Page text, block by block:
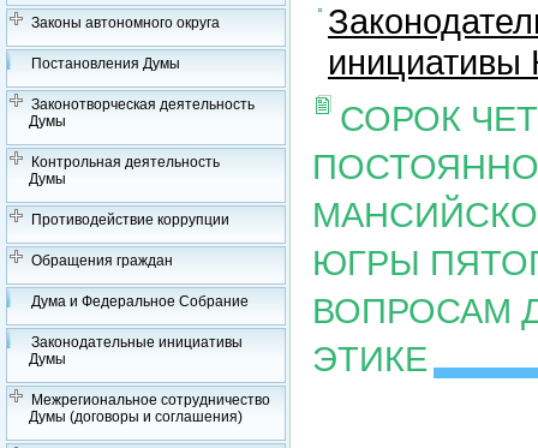
Законы автономного округа
Постановления Думы
Законотворческая деятельность
Думы
Контрольная деятельность
Думы
Противодействие коррупции
Обращения граждан
Дума и Федеральное Собрание
Законодательные инициативы
Думы
Межрегиональное сотрудничество
Думы (договоры и соглашения)
инициативы
СОРОК
ЮГРЫ
ВОПРОСАМ
ЭТИКЕ